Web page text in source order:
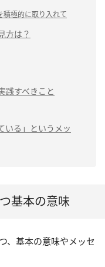
積極的に取り入れて
方は？
践すべきこと
いる」というメッ
基本の意味
、基本の意味やメッセ